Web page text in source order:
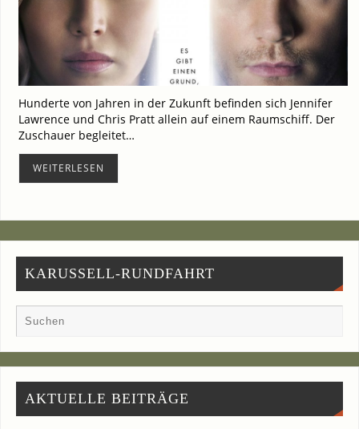
Hun­der­te von Jah­ren in der Zukunft befin­den sich Jen­ni­fer
Law­rence und Chris Pratt allein auf einem Raum­schiff. Der
Zuschau­er beglei­tet…
WEI­TER­LE­SEN
KARUSSELL-RUNDFAHRT
AKTU­EL­LE BEITRÄGE